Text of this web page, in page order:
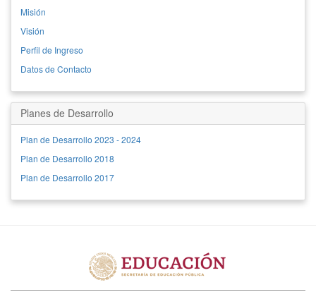
Misión
Visión
Perfil de Ingreso
Datos de Contacto
Planes de Desarrollo
Plan de Desarrollo 2023 - 2024
Plan de Desarrollo 2018
Plan de Desarrollo 2017